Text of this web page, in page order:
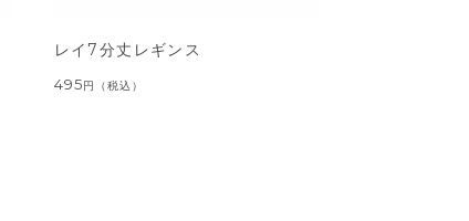
レイ7分丈レギンス
495円 （税込）